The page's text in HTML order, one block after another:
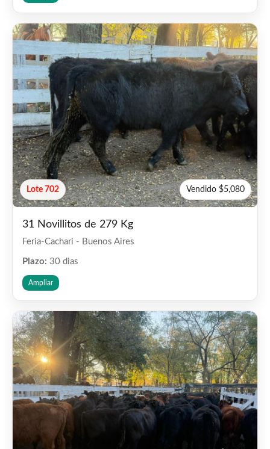
Lote 702 Vendido $5,080
31 Novillitos de 279 Kg
Feria-Cachari - Buenos Aires
Plazo: 30 dias
Ampliar